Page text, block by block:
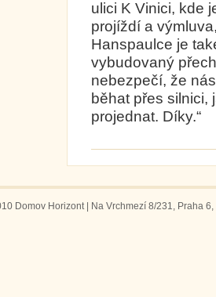
ulici K Vinici, kde
projíždí a
Hanspaulce je
vybudovaný
nebezpečí, že
běhat přes silnici,
projednat. Díky.“
Domov Horizont | Na Vrchmezí 8/231, Praha